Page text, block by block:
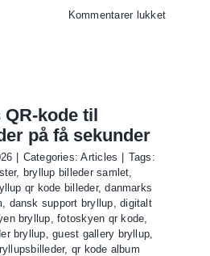
Kommentarer lukkettil
kode til
på få sekunder
Categories:Articles
Tags:
, bryllup billeder samlet,
qr kode billeder,danmarks
, dansk support bryllup,digitalt
bryllup,fotoskyen qr kode,
bryllup,guest gallery bryllup,
, qr kode album